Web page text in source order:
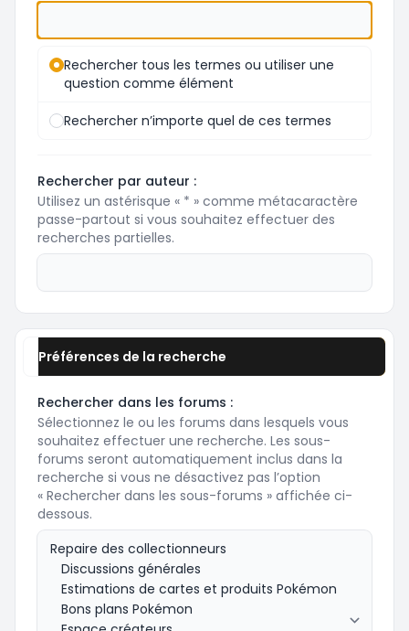
Rechercher tous les termes ou utiliser une
question comme élément
Rechercher n’importe quel de ces termes
Rechercher par auteur :
Utilisez un astérisque « * » comme métacaractère
passe-partout si vous souhaitez effectuer des
recherches partielles.
Préférences de la recherche
Rechercher dans les forums :
Sélectionnez le ou les forums dans lesquels vous
souhaitez effectuer une recherche. Les sous-
forums seront automatiquement inclus dans la
recherche si vous ne désactivez pas l’option
« Rechercher dans les sous-forums » affichée ci-
dessous.